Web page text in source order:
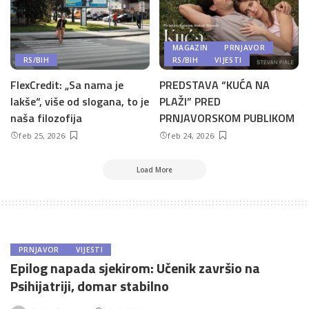
RS/BIH
FlexCredit: „Sa nama je
lakše“, više od slogana, to je
naša filozofija
feb 25, 2026
MAGAZIN
PRNJAVOR
RS/BIH
VIJESTI
PREDSTAVA “KUĆA NA
PLAŽI” PRED
PRNJAVORSKOM PUBLIKOM
feb 24, 2026
Load More
PRNJAVOR VIJESTI
Epilog napada sjekirom: Učenik završio na
Psihijatriji, domar stabilno